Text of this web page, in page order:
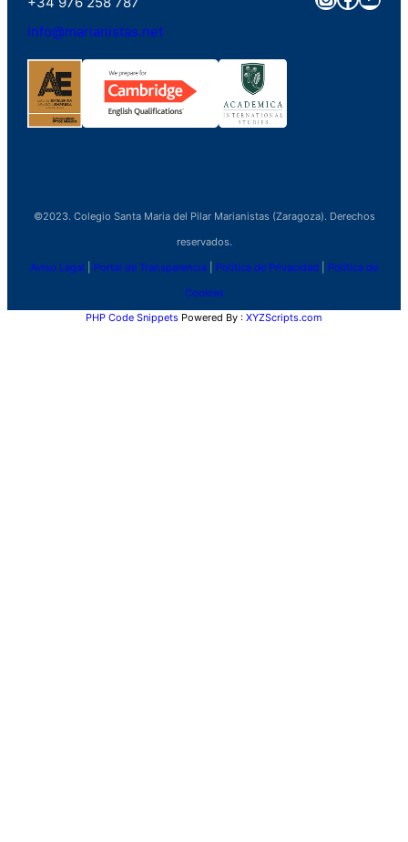
info@marianistas.net
©2023. Colegio Santa Maria del Pilar Marianistas (Zaragoza). Derechos
reservados.
Aviso Legal Portal de Transparencia Política de Privacidad Política de
Cookies
PHP Code Snippets Powered By : XYZScripts.com